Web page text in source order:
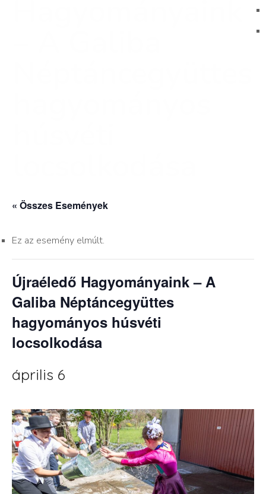
« Összes Események
Ez az esemény elmúlt.
Újraéledő Hagyományaink – A
Galiba Néptáncegyüttes
hagyományos húsvéti
locsolkodása
április 6